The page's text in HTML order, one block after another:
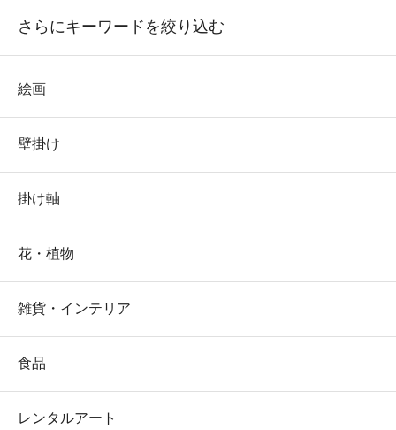
さらにキーワードを絞り込む
絵画
壁掛け
掛け軸
花・植物
雑貨・インテリア
食品
レンタルアート